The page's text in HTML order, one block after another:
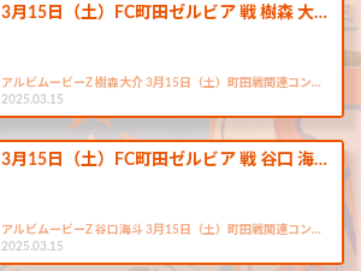
3月15日（土）FC町田ゼルビア 戦 樹森 大…
アルビムービーZ 樹森大介 3月15日（土）町田戦関連コン…
2025.03.15
3月15日（土）FC町田ゼルビア 戦 谷口 海…
アルビムービーZ 谷口海斗 3月15日（土）町田戦関連コン…
2025.03.15